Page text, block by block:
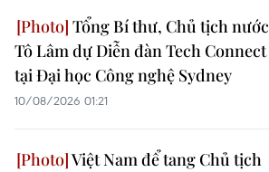
Tổng Bí thư, Chủ tịch nước
Tô Lâm dự Diễn đàn Tech Connect
tại Đại học Công nghệ Sydney
10/08/2026 01:21
Việt Nam để tang Chủ tịch